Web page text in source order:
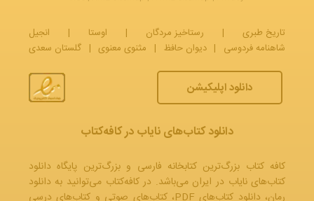
تاریخ طبری | رستاخیز مردگان | اوستا |
انجیل
شاهنامه فردوسی | دیوان حافظ | مثنوی معنوی | گلستان سعدی
دانلود اپلیکیشن
دانلود کتاب‌های نایاب در کافه‌کتاب
کافه کتاب بزرگ‌ترین کتابخانه فارسی و بزرگ‌ترین پایگاه دانلود
کتاب‌های نایاب در ایران می‌باشد. در کافه‌کتاب می‌توانید به دانلود
رمان، دانلود کتاب‌های PDF، کتاب‌های صوتی و کتاب‌های درسی